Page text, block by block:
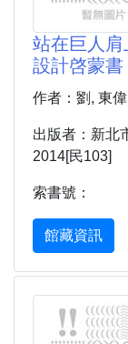
站在巨人
設計啓蒙
作者：劉, 東
出版者：新北
2014[民103]
索書號：
館藏資訊